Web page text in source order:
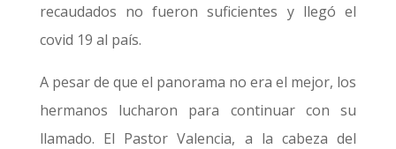
recaudados no fueron suficientes y llegó el
covid 19 al país.
A pesar de que el panorama no era el mejor, los
hermanos lucharon para continuar con su
llamado. El Pastor Valencia, a la cabeza del